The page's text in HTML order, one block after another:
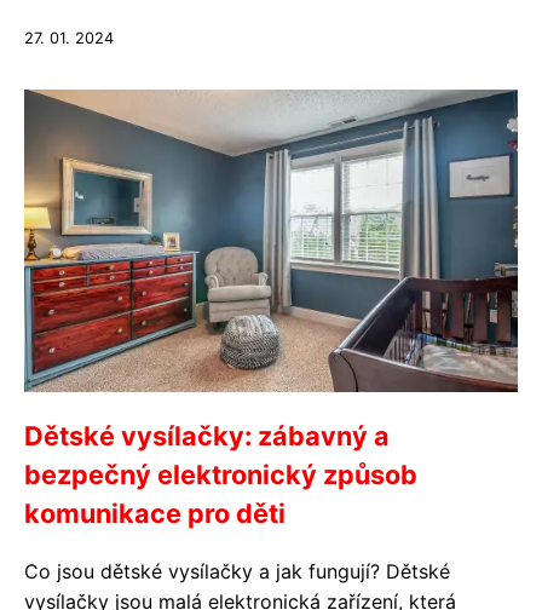
27. 01. 2024
Dětské vysílačky: zábavný a
bezpečný elektronický způsob
komunikace pro děti
Co jsou dětské vysílačky a jak fungují? Dětské
vysílačky jsou malá elektronická zařízení, která